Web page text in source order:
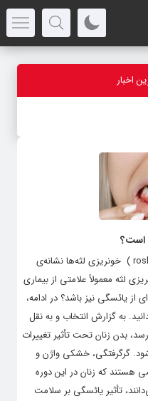
اخبار
است؟
پایگاه خبری و تحلیلی رشد ( roshdnews.ir ) خونریزی لثه‌ها نشانه‌ی
معمولاً علامتی از بیماری
از یائسگی نیز باشد؟ در ادامه،
به گزارش انتخاب و به نقل
بدن زنان تحت تأثیر تغییرات
گرگرفتگی، خشکی واژن و
هستند که زنان در این دوره
تأثیر یائسگی بر سلامت